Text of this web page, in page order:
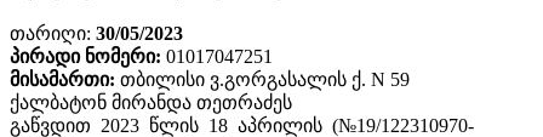
თარიღი: 30/05/2023
პირადი ნომერი: 01017047251
მისამართი: თბილისი ვ.გორგასალის ქ. N 59
ქალბატონ მირანდა თეთრაძეს
გაწვდით 2023 წლის 18 აპრილის (№19/122310970-